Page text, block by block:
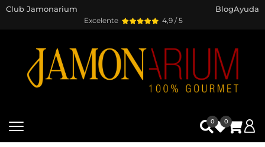
Excelente 4,9 / 5
Club Jamonarium BlogAyuda
0 0